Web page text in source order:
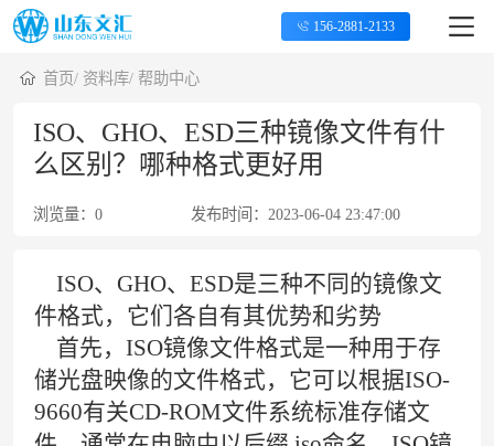
156-2881-2133
首页/ 资料库/帮助中心
ISO、GHO、ESD三种镜像文件有什
么区别？哪种格式更好用
浏览量： 0 发布时间： 2023-06-04 23:47:00
ISO、GHO、ESD是三种不同的镜像文
件格式，它们各自有其优势和劣势
首先，ISO镜像文件格式是一种用于存
储光盘映像的文件格式，它可以根据ISO-
9660有关CD-ROM文件系统标准存储文